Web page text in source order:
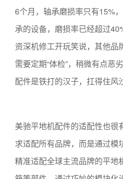
6个月，轴承磨损率只有15%
承的设备，磨损率已经超过
资深机修工开玩笑说，其他品
需要定期“体检”，稍微有点恶
配件是铁打的汉子，扛得住风
美驰平地机配件的适配性也很
求适配所有品牌，而是通过模
精准适配全球主流品牌的平地